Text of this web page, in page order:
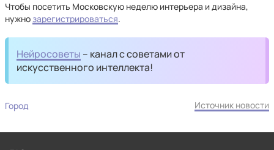
Чтобы посетить Московскую неделю интерьера и дизайна,
нужнозарегистрироваться.
Нейросоветы – канал с советами от
искусственного интеллекта!
Город Источник новости